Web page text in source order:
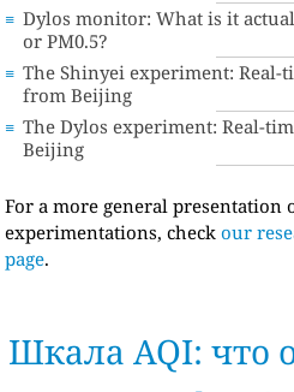
Dylos monitor: What is it
or PM0.5?
The Shinyei experiment:
from Beijing
The Dylos experiment: Real-
Beijing
For a more general presentation
experimentations, checkour
page.
Шкала AQI: что